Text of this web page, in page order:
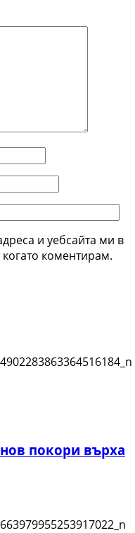
и уебсайта ми в
коментирам.
покори върха